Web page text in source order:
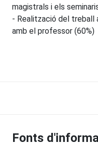
magistrals i els
- Realització del treball
amb el professor (60%)
Fonts